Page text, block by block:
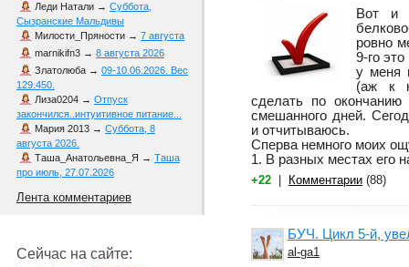
Вот и
ровно
9-го
у меня
(аж к
сделать по
смешанного дней.
и отчитываюсь.
Сперва немного моих
1. В разных местах его
+22 Комментарии (88)
БУЧ. Цикл 5-й,
al-ga1
Леди Натали → Суббота,
Сызранские Мальдивы
Милости_Пряности → 7 августа
marnikifn3 → 8 августа 2026
Златолюба → 09-10.06.2026. Вес
129.450.
Лиза0204 → Отпуск
закончился..интуитивное питание...
Мария 2013 → Суббота, 8
августа 2026.
Таша_Анатольевна_Я → Таша
про июль, 27.07.2026
Лента комментариев
Сейчас на сайте: